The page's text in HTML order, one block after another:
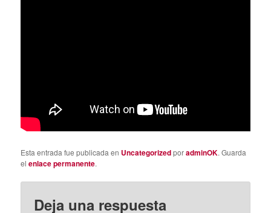
Esta entrada fue publicada en UncategorizedporadminOK. Guarda
elenlace permanente.
Deja una respuesta